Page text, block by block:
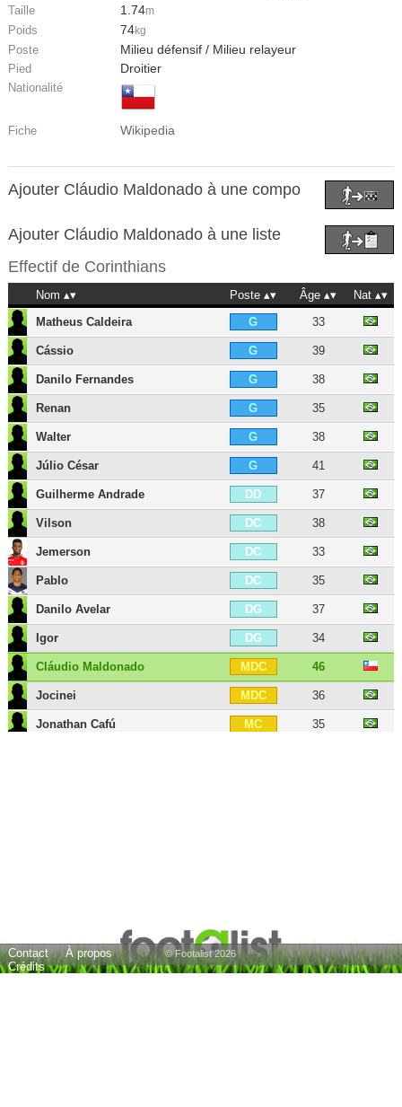
Taille 1.74m
Poids 74kg
Poste Milieu défensif / Milieu relayeur
Pied Droitier
Nationalité
Fiche Wikipedia
Ajouter Cláudio Maldonado à une compo
Ajouter Cláudio Maldonado à une liste
Effectif de Corinthians
Nom Poste Âge
Nat
Matheus Caldeira
G 33
Cássio G 39
Danilo Fernandes G 38
Renan G 35
Walter G 38
Júlio César G 41
Guilherme Andrade DD 37
Vilson DC 38
Jemerson DC 33
Pablo DC 35
Danilo Avelar DG 37
Igor DG 34
Cláudio Maldonado MDC 46
Jocinei MDC 36
Jonathan Cafú MC 35
Tite E
65
Contact
À propos
Crédits
© Footalist 2026